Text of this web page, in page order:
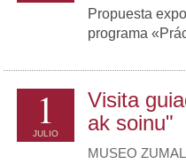
Propuesta
programa
1
JULIO
Visita
ak soinu"
MUSEO